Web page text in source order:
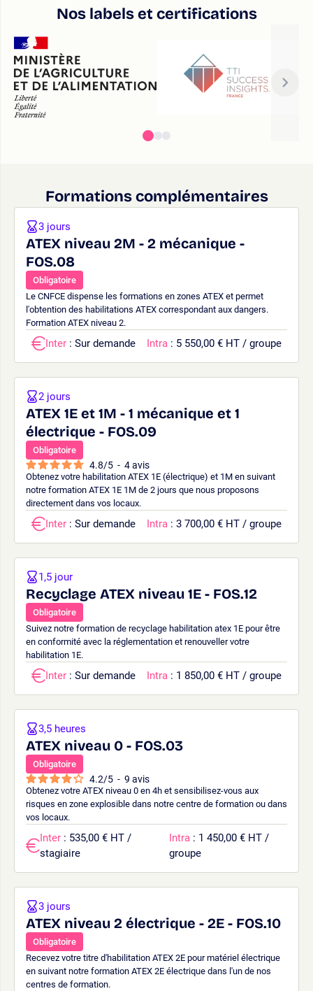
Nos labels et certifications
Formations complémentaires
ATEX niveau 2M - 2 mécanique -
FOS.08
Obligatoire
Le CNFCE dispense les formations en zones ATEX et permet
l'obtention des habilitations ATEX correspondant aux dangers.
Formation ATEX niveau 2.
3 jours
Inter : Sur demande Intra : 5 550,00 € HT / groupe
ATEX 1E et 1M - 1 mécanique et 1
électrique - FOS.09
Obligatoire
4.8/5 - 4avis
Obtenez votre habilitation ATEX 1E (électrique) et 1M en suivant
notre formation ATEX 1E 1M de 2 jours que nous proposons
directement dans vos locaux.
2 jours
Inter : Sur demande Intra : 3 700,00 € HT / groupe
Recyclage ATEX niveau 1E - FOS.12
Obligatoire
Suivez notre formation de recyclage habilitation atex 1E pour être
en conformité avec la réglementation et renouveller votre
habilitation 1E.
1,5 jour
Inter : Sur demande Intra : 1 850,00 € HT / groupe
ATEX niveau 0 - FOS.03
Obligatoire
4.2/5 - 9 avis
Obtenez votre ATEX niveau 0 en 4h et sensibilisez-vous aux
risques en zone explosible dans notre centre de formation ou dans
vos locaux.
3,5 heures
Inter : 535,00 € HT /
stagiaire
Intra : 1 450,00 € HT /
groupe
ATEX niveau 2 électrique - 2E - FOS.10
Obligatoire
Recevez votre titre d'habilitation ATEX 2E pour matériel électrique
en suivant notre formation ATEX 2E électrique dans l'un de nos
centres de formation.
3 jours